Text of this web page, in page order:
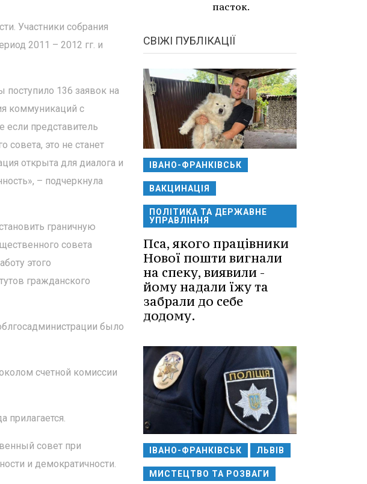
Участники собрания
2011 – 2012 гг. и
136 заявок на
коммуникаций с
представитель
совета, это не станет
открыта для диалога и
– подчеркнула
граничную
совета
этого
гражданского
было
счетной комиссии
прилагается.
совет при
и демократичности.
пасток.
СВІЖІ ПУБЛІКАЦІЇ
ІВАНО-ФРАНКІВСЬК
ВАКЦИНАЦІЯ
ПОЛІТИКА ТА ДЕРЖАВНЕ
УПРАВЛІННЯ
Пса, якого працівники
Нової пошти вигнали
на спеку, виявили -
йому надали їжу та
забрали до себе
додому.
ІВАНО-ФРАНКІВСЬК ЛЬВІВ
МИСТЕЦТВО ТА РОЗВАГИ